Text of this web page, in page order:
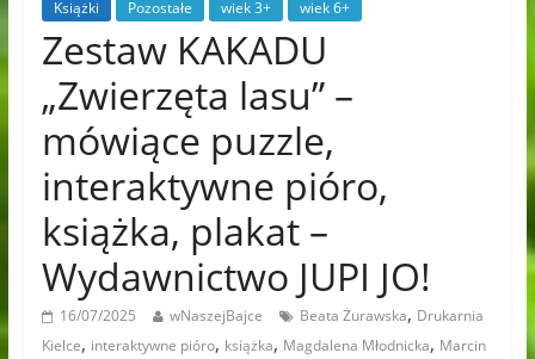
Książki Pozostałe wiek 3+ wiek 6+
Zestaw KAKADU
„Zwierzęta lasu” –
mówiące puzzle,
interaktywne pióro,
książka, plakat –
Wydawnictwo JUPI JO!
16/07/2025 wNaszejBajce Beata Żurawska, Drukarnia
Kielce, interaktywne pióro, książka, Magdalena Młodnicka, Marcin